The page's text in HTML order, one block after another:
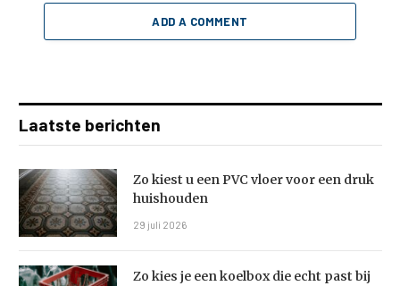
ADD A COMMENT
Laatste berichten
Zo kiest u een PVC vloer voor een druk
huishouden
29 juli 2026
Zo kies je een koelbox die echt past bij